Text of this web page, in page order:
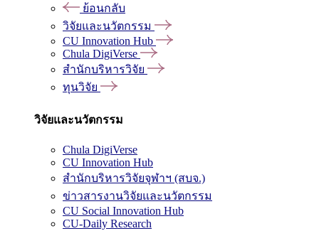
ย้อนกลับ
วิจัยและนวัตกรรม
CU Innovation Hub
Chula DigiVerse
สำนักบริหารวิจัย
ทุนวิจัย
วิจัยและนวัตกรรม
Chula DigiVerse
CU Innovation Hub
สำนักบริหารวิจัยจุฬาฯ (สบจ.)
ข่าวสารงานวิจัยและนวัตกรรม
CU Social Innovation Hub
CU-Daily Research